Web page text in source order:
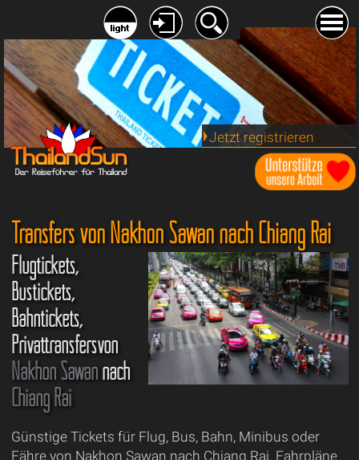
Jetzt registrieren
Transfers von Nakhon Sawan nach Chiang Rai
Flugtickets,
Bustickets,
Bahntickets,
Privattransfersvon
Nakhon Sawannach
Chiang Rai
Günstige Tickets für Flug, Bus, Bahn, Minibus oder
Fähre von Nakhon Sawan nach Chiang Rai. Fahrpläne